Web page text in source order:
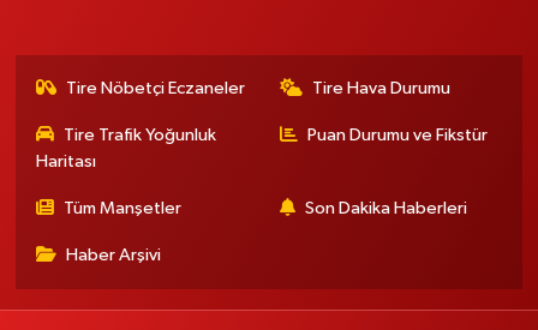
Tire Nöbetçi Eczaneler Tire Hava Durumu
Tire Trafik Yoğunluk
Haritası
Puan Durumu ve Fikstür
Tüm Manşetler Son Dakika Haberleri
Haber Arşivi